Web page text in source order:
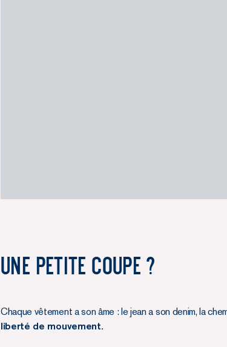
Une petite coupe ?
Chaque vêtement a son âme : le jean a son denim, la
liberté de mouvement.